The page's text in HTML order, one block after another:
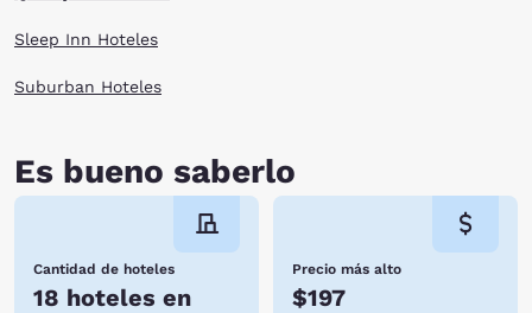
Sleep Inn Hoteles
Suburban Hoteles
Es bueno saberlo
Cantidad de hoteles
18 hoteles en
Precio más alto
$197